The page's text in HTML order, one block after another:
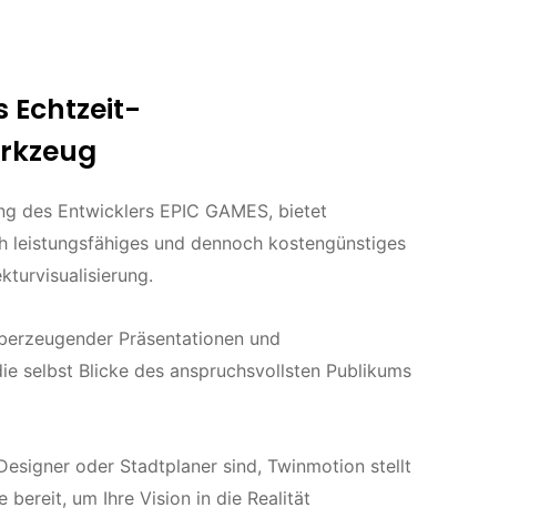
Echtzeit-
des Entwicklers EPIC GAMES, bietet
leistungsfähiges und dennoch kostengünstiges
Präsentationen und
selbst Blicke des anspruchsvollsten Publikums
oder Stadtplaner sind, Twinmotion stellt
bereit, um Ihre Vision in die Realität